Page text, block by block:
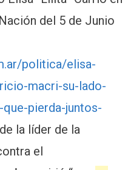
del 5 de Junio
politica/elisa-
macri-su-lado-
pierda-juntos-
la líder de la
el